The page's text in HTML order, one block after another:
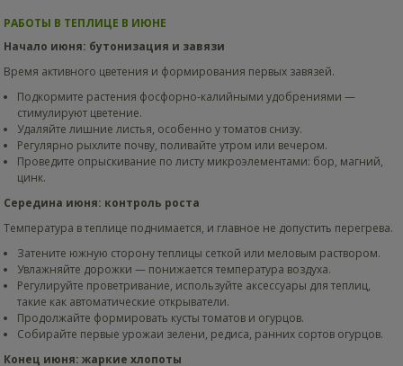
РАБОТЫ В ТЕПЛИЦЕ В ИЮНЕ
Начало июня: бутонизация и завязи
Время активного цветения и формирования первых завязей.
Подкормите растения фосфорно-калийными удобрениями —
стимулируют цветение.
Удаляйте лишние листья, особенно у томатов снизу.
Регулярно рыхлите почву, поливайте утром или вечером.
Проведите опрыскивание по листу микроэлементами: бор, магний,
цинк.
Середина июня: контроль роста
Температура в теплице поднимается, и главное не допустить перегрева.
Затените южную сторону теплицы сеткой или меловым раствором.
Увлажняйте дорожки — понижается температура воздуха.
Регулируйте проветривание, используйте аксессуары для теплиц,
такие как автоматические открыватели.
Продолжайте формировать кусты томатов и огурцов.
Собирайте первые урожаи зелени, редиса, ранних сортов огурцов.
Конец июня: жаркие хлопоты